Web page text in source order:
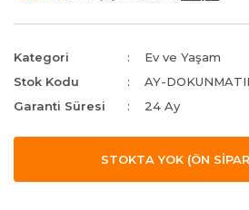
Kategori
Ev ve Yaşam
Stok Kodu
AY-
Garanti Süresi
24 Ay
STOKTA YOK (ÖN